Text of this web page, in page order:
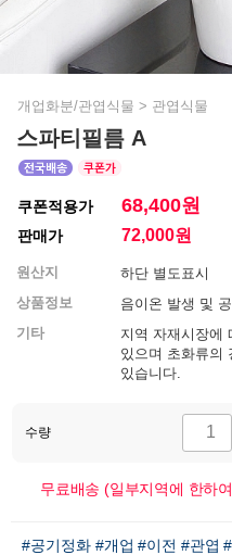
개업화분/관엽식물 > 관엽식물
스파티필름 A
쿠폰적용가 68,400원
판매가 72,000원
원산지
하단 별도표시
상품정보
음이온 발생 및
기타
지역 자재시장에
있으며 초화류의
있습니다.
수량
무료배송 (일부지역에 한하
#공기정화 #개업 #이전 #관엽